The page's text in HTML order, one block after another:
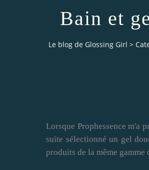
Bain et
Le blog de Glossing Girl >
Lorsque Prophessence m'a
suite sélectionné un gel
produits de la même